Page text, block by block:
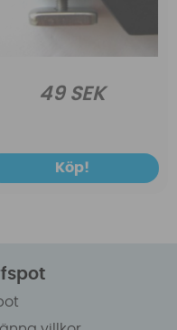
49 SEK
Köp!